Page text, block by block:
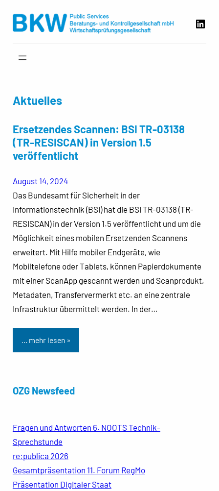
Inhalt
Aktuelles
Ersetzendes Scannen: BSI TR-03138
(TR-RESISCAN) in Version 1.5
veröffentlicht
August 14, 2024
Das Bundesamt für Sicherheit in der
Informationstechnik (BSI) hat die BSI TR-03138 (TR-
RESISCAN) in der Version 1.5 veröffentlicht und um die
Möglichkeit eines mobilen Ersetzenden Scannens
erweitert. Mit Hilfe mobiler Endgeräte, wie
Mobiltelefone oder Tablets, können Papierdokumente
mit einer ScanApp gescannt werden und Scanprodukt,
Metadaten, Transfervermerkt etc. an eine zentrale
Infrastruktur übermittelt werden. In der…
… mehr lesen »
OZG Newsfeed
Fragen und Antworten 6. NOOTS Technik-
Sprechstunde
re:publica 2026
Gesamtpräsentation 11. Forum RegMo
Präsentation Digitaler Staat